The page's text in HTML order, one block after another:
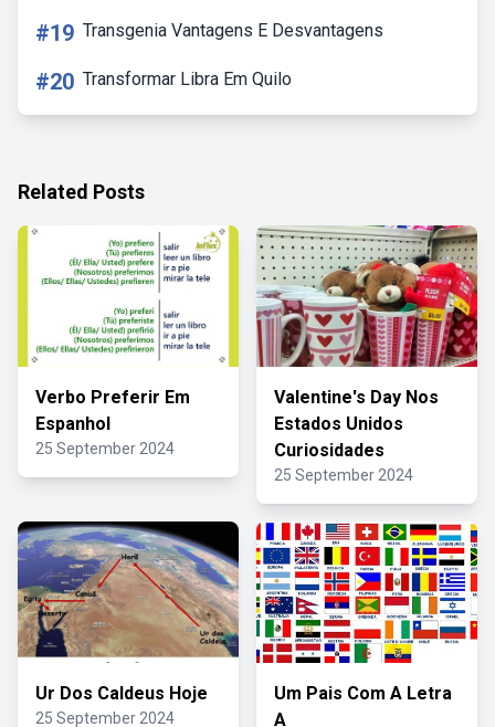
#19 Transgenia Vantagens E Desvantagens
#20 Transformar Libra Em Quilo
Related Posts
Verbo Preferir Em
Espanhol
25 September 2024
Valentine's Day Nos
Estados Unidos
Curiosidades
25 September 2024
Ur Dos Caldeus Hoje
25 September 2024
Um Pais Com A Letra
A